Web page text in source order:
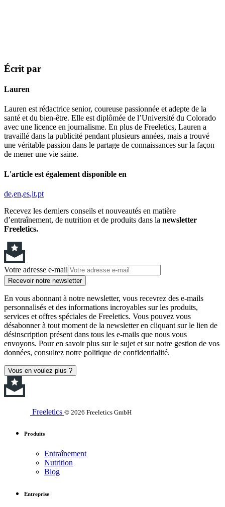
Écrit par
Lauren
Lauren est rédactrice senior, coureuse passionnée et adepte de la
santé et du bien-être. Elle est diplômée de l’Université du Colorado
avec une licence en journalisme. En plus de Freeletics, Lauren a
travaillé dans la publicité pendant plusieurs années, mais a trouvé
une véritable passion dans le partage de connaissances sur la façon
de mener une vie saine.
L'article est également disponible en
de en es it pt
Recevez les derniers conseils et nouveautés en matière
d’entraînement, de nutrition et de produits dans la newsletter
Freeletics.
Votre adresse e-mail
Recevoir notre newsletter
En vous abonnant à notre newsletter, vous recevrez des e-mails
personnalisés et des informations incroyables sur les produits,
services et offres spéciales de Freeletics. Vous pouvez vous
désabonner à tout moment de la newsletter en cliquant sur le lien de
désinscription présent dans tous les e-mails que nous vous
envoyons. Pour en savoir plus sur le sujet et sur notre gestion de vos
données, consultez notre politique de confidentialité.
Vous en voulez plus ?
Freeletics © 2026 Freeletics GmbH
Produits
Entraînement
Nutrition
Blog
Entreprise